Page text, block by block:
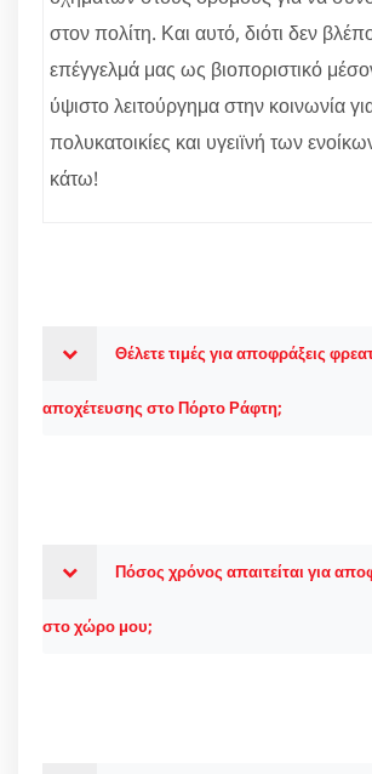
στον πολίτη. Και αυτό, διότι δεν
επέγγελμά μας ως βιοποριστικό
ύψιστο λειτούργημα στην κοινωνία
πολυκατοικίες και υγειϊνή των
κάτω!
Θέλετε τιμές για αποφράξεις
αποχέτευσης στο Πόρτο Ράφτη;
Πόσος χρόνος απαιτείται για
στο χώρο μου;